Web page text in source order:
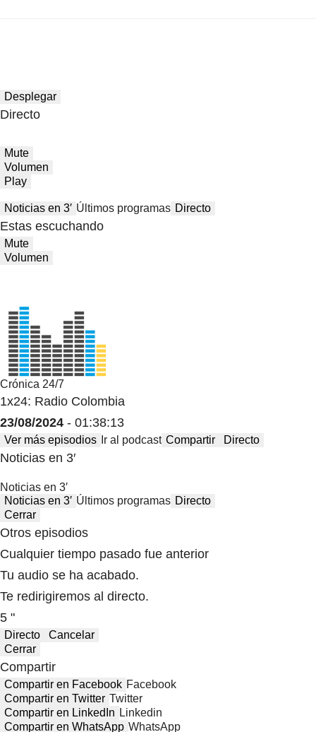
Desplegar
Directo
Mute
Volumen
Play
Noticias en 3′ Últimos programas Directo
Estas escuchando
Mute
Volumen
Crónica 24/7
1x24: Radio Colombia
23/08/2024 - 01:38:13
Ver más episodios Ir al podcast Compartir Directo
Noticias en 3′
Noticias en 3′
Noticias en 3′ Últimos programas Directo
Cerrar
Otros episodios
Cualquier tiempo pasado fue anterior
Tu audio se ha acabado.
Te redirigiremos al directo.
5 "
Directo
Cancelar
Cerrar
Compartir
Compartir en Facebook Facebook
Compartir en Twitter Twitter
Compartir en LinkedIn Linkedin
Compartir en WhatsApp WhatsApp